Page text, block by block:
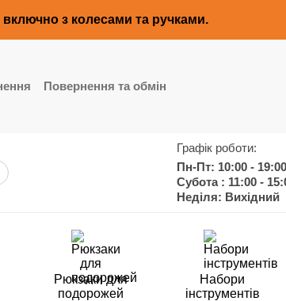
включно з колесами та ручками.
Повернення та обмін
Графік роботи:
Пн-Пт: 10:00 - 19:00
Субота : 11:00 -
Неділя: Вихідний
Рюкзаки для
подорожей
Набори
інструментів